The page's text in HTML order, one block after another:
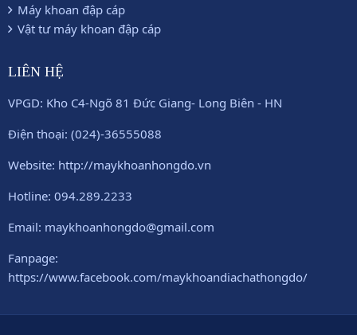
Máy khoan đập cáp
Vật tư máy khoan đập cáp
LIÊN HỆ
VPGD: Kho C4-Ngõ 81 Đức Giang- Long Biên - HN
Điện thoại: (024)-36555088
Website: http://maykhoanhongdo.vn
Hotline: 094.289.2233
Email: maykhoanhongdo@gmail.com
Fanpage:
https://www.facebook.com/maykhoandiachathongdo/